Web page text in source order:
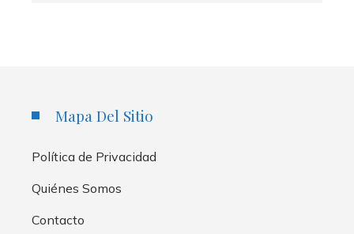
Mapa Del Sitio
Política de Privacidad
Quiénes Somos
Contacto